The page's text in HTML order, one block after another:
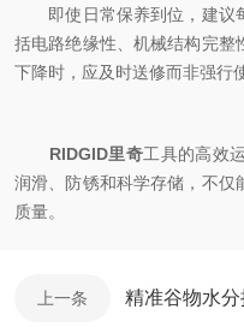
即使日常保养到位，建议
括电路绝缘性、机械结构完整
下降时，应及时送修而非强行
RIDGID里奇工具的高效
润滑、防锈和科学存储，不仅
质量。
上一条